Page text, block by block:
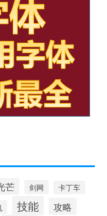
芒 剑网 卡丁车
技能 攻略